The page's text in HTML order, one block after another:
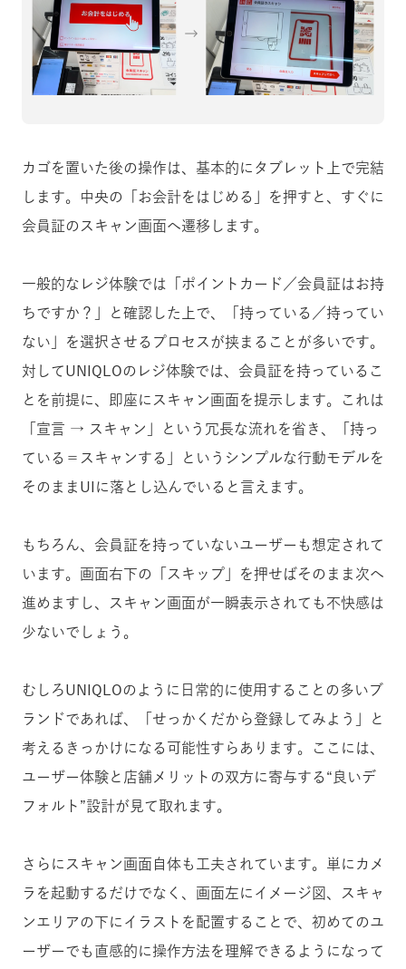
カゴを置いた後の操作は、基本的にタブレット上で完結
します。中央の「お会計をはじめる」を押すと、すぐに
会員証のスキャン画面へ遷移します。
一般的なレジ体験では「ポイントカード／会員証はお持
ちですか？」と確認した上で、「持っている／持ってい
ない」を選択させるプロセスが挟まることが多いです。
対してUNIQLOのレジ体験では、会員証を持っているこ
とを前提に、即座にスキャン画面を提示します。これは
「宣言 → スキャン」という冗長な流れを省き、「持っ
ている＝スキャンする」というシンプルな行動モデルを
そのままUIに落とし込んでいると言えます。
もちろん、会員証を持っていないユーザーも想定されて
います。画面右下の「スキップ」を押せばそのまま次へ
進めますし、スキャン画面が一瞬表示されても不快感は
少ないでしょう。
むしろUNIQLOのように日常的に使用することの多いブ
ランドであれば、「せっかくだから登録してみよう」と
考えるきっかけになる可能性すらあります。ここには、
ユーザー体験と店舗メリットの双方に寄与する“良いデ
フォルト”設計が見て取れます。
さらにスキャン画面自体も工夫されています。単にカメ
ラを起動するだけでなく、画面左にイメージ図、スキャ
ンエリアの下にイラストを配置することで、初めてのユ
ーザーでも直感的に操作方法を理解できるようになって